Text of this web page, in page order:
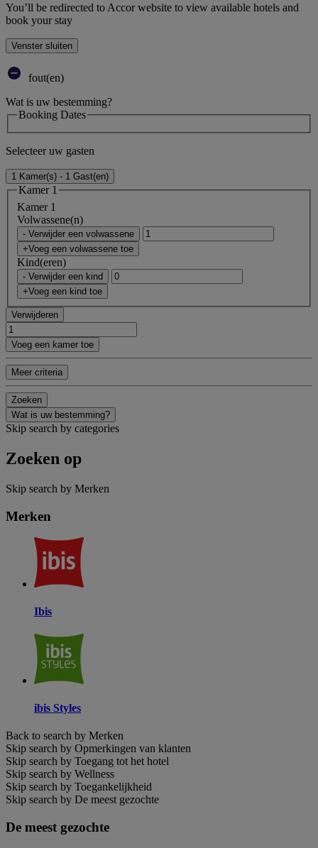
You’ll be redirected to Accor website to view available hotels and
book your stay
Venster sluiten
fout(en)
Wat is uw bestemming?
Booking Dates
Selecteer uw gasten
1 Kamer(s) - 1 Gast(en)
Kamer 1
Kamer 1
Volwassene(n)
- Verwijder een volwassene
+Voeg een volwassene toe
Kind(eren)
- Verwijder een kind
+Voeg een kind toe
Verwijderen
Voeg een kamer toe
Meer criteria
Zoeken
Wat is uw bestemming?
Skip search by categories
Zoeken op
Skip search by Merken
Merken
Ibis
ibis Styles
Back to search by Merken
Skip search by Opmerkingen van klanten
Skip search by Toegang tot het hotel
Skip search by Wellness
Skip search by Toegankelijkheid
Skip search by De meest gezochte
De meest gezochte